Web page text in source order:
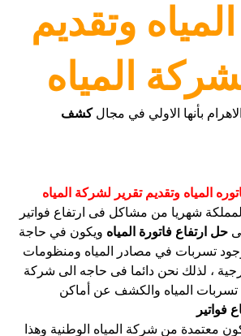
المياه وتقديم
المياه
بأنها الاولي في مجالكشف
المياه وتقديم تقرير لشركة المياه
شهريا من مشاكل فى ارتفاع فواتير
حل ارتفاع فاتورة المياه ويكون في حاجة
تسربات في مصادر المياه ومنظومات
، لذلك نحن دائما فى حاجه الى شركة
المياه والكشف عن أماكن
فواتير
معتمدة من شركة المياه الوطنية وهذا